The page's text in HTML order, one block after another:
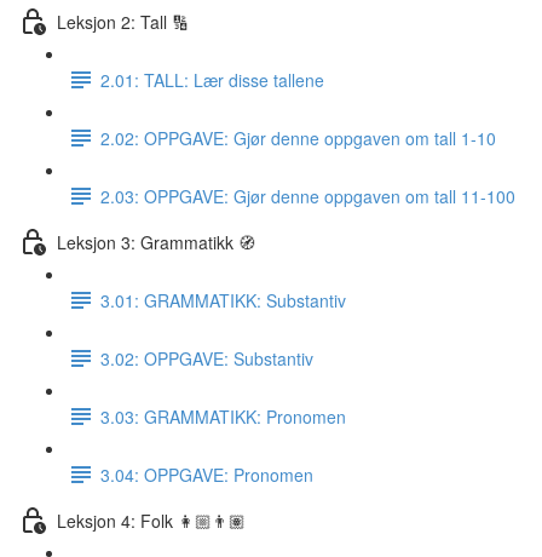
Leksjon 2: Tall 🔢
2.01: TALL: Lær disse tallene
2.02: OPPGAVE: Gjør denne oppgaven om tall 1-10
2.03: OPPGAVE: Gjør denne oppgaven om tall 11-100
Leksjon 3: Grammatikk 🧭
3.01: GRAMMATIKK: Substantiv
3.02: OPPGAVE: Substantiv
3.03: GRAMMATIKK: Pronomen
3.04: OPPGAVE: Pronomen
Leksjon 4: Folk 👩🏼👨🏽